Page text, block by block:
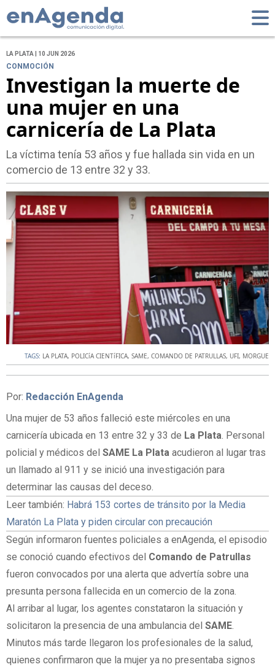
LA PLATA | 10 JUN 2026
CONMOCIÓN
Investigan la muerte de
una mujer en una
carnicería de La Plata
La víctima tenía 53 años y fue hallada sin vida en un
comercio de 13 entre 32 y 33.
TAGS: LA PLATA, POLICíA CIENTíFICA, SAME, COMANDO DE PATRULLAS, UFI, MORGUE
Por: Redacción EnAgenda
Una mujer de 53 años falleció este miércoles en una
carnicería ubicada en 13 entre 32 y 33 de La Plata. Personal
policial y médicos del SAME La Plata acudieron al lugar tras
un llamado al 911 y se inició una investigación para
determinar las causas del deceso.
Leer también: Habrá 153 cortes de tránsito por la Media
Maratón La Plata y piden circular con precaución
Según informaron fuentes policiales a enAgenda, el episodio
se conoció cuando efectivos del Comando de Patrullas
fueron convocados por una alerta que advertía sobre una
presunta persona fallecida en un comercio de la zona.
Al arribar al lugar, los agentes constataron la situación y
solicitaron la presencia de una ambulancia del SAME.
Minutos más tarde llegaron los profesionales de la salud,
quienes confirmaron que la mujer ya no presentaba signos